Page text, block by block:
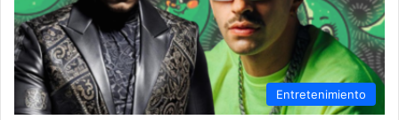
Entretenimiento